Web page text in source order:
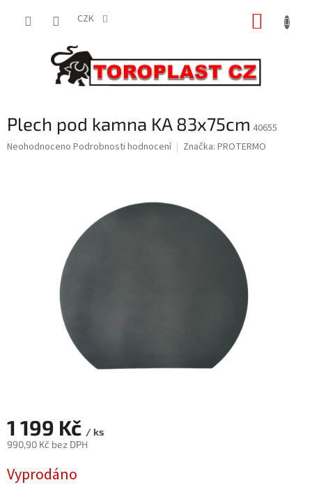
CZK
Plech pod kamna KA 83x75cm 40655
Průměrné
Neohodnoceno Podrobnosti hodnocení Značka: PROTERMO
1 199 Kč / ks
990,90 Kč bez DPH
cena:
Vyprodáno